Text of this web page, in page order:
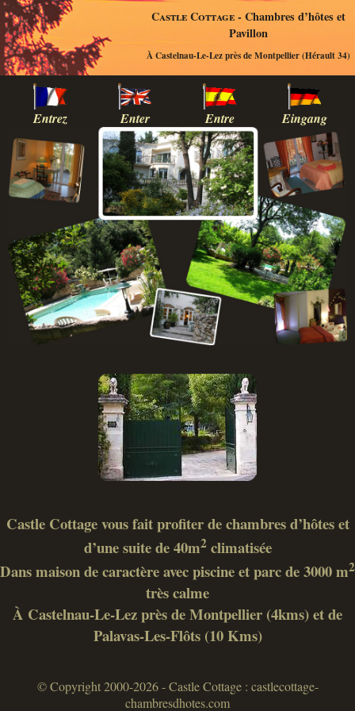
Castle Cottage- Chambres d’hôtes et
Pavillon
À Castelnau-Le-Lez près de Montpellier (Hérault 34)
Entrez Enter Entre Eingang
Castle Cottage vous fait profiter de chambres d’hôtes et
d’une suite de 40m2climatisée
Dans maison de caractère avec piscine et parc de 3000 m2
très calme
À Castelnau-Le-Lez près de Montpellier (4kms) et de
Palavas-Les-Flôts (10 Kms)
© Copyright 2000-2026 - Castle Cottage : castlecottage-
chambresdhotes.com